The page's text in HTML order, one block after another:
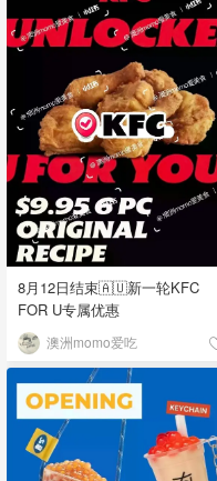
8月12日结束🇦🇺新一轮KFC
FOR U专属优惠
澳洲momo爱吃